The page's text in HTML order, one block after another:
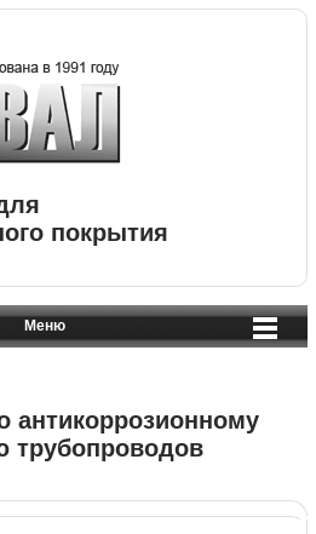
покрытия
Меню
антикоррозионному
трубопроводов